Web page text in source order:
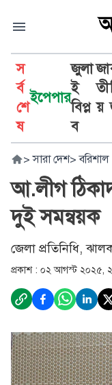
স
র্ব
শে
ষ
ইপেপার
জুলা
ই
বিপ্ল
ব
জা
তী
য়
> সারা দেশ> বরিশাল
আ.লীগ
দুই সমন্বয়ক
জেলা প্রতিনিধি,
প্রকাশ : ০২ আগস্ট ২০২৫,